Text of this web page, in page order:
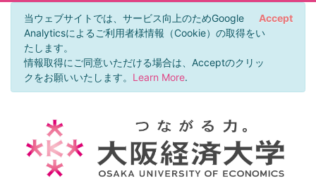
当ウェブサイトでは、サービス向上のためGoogle
Analyticsによるご利用者様情報（Cookie）の取得をい
たします。
情報取得にご同意いただける場合は、Acceptのクリッ
クをお願いいたします。 Learn More.
Accept